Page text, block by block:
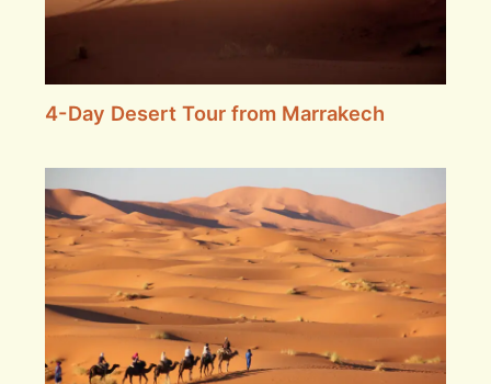
4-Day Desert Tour from Marrakech